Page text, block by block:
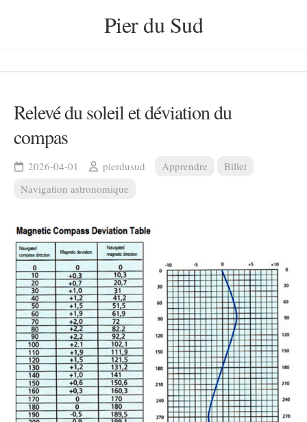
Pier du Sud
Relevé du soleil et déviation du
compas
2026-04-01 pierdusud Apprendre
Billet
Navigation astronomique